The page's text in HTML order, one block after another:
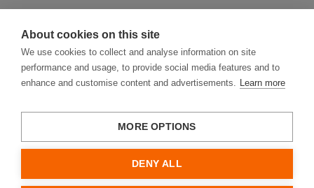
1 / 6
Hager Vertriebsgesellschaft mbH & Co. KG
Datenschutz
About cookies on this site
We use cookies to collect and analyse information on site
performance and usage, to provide social media features and to
enhance and customise content and advertisements. Learn more
MORE OPTIONS
DENY ALL